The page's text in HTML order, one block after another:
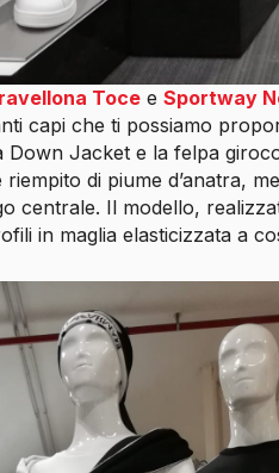
Tocee Sportway
capi che ti possiamo
Down Jacket e la felpa
di piume d’anatra,
centrale. Il modello,
in maglia elasticizzata a